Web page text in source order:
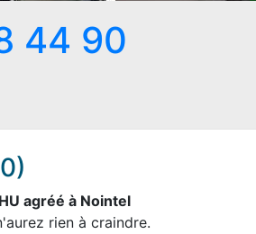
44 90
agréé à Nointel
rien à craindre.